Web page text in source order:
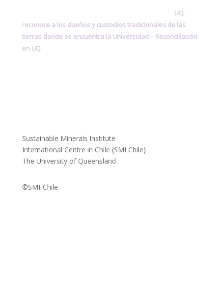
UQ
reconoce a los dueños y custodios tradicionales de las
tierras donde se encuentra la Universidad – Reconciliación
en UQ
Sustainable Minerals Institute
International Centre in Chile (SMI Chile)
The University of Queensland
©SMI-Chile